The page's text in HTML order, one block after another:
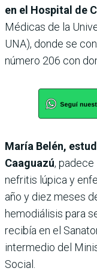
en el Hospital de
Médicas de la
UNA), donde se
número 206 con
María Belén,
Caaguazú,
nefritis lúpica y
año y diez meses
hemodiálisis para
recibía en el
intermedio del
Social.